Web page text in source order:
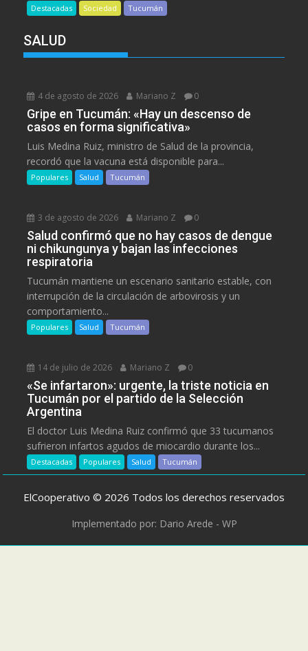
Destacadas Sociedad Tucumán
SALUD
4 de agosto de 2026 Mariano Z 0
Gripe en Tucumán: «Hay un descenso de
casos en forma significativa»
Luis Medina Ruiz, ministro de Salud de la provincia,
recordó que la vacuna está disponible para...
Populares Salud Tucumán
3 de agosto de 2026 Mariano Z 0
Salud confirmó que no hay casos de dengue
ni chikungunya y bajan las infecciones
respiratoria
Tucumán mantiene un escenario sanitario estable, con
interrupción de la circulación de arbovirosis y un
comportamiento...
Populares Salud Tucumán
14 de julio de 2026 Mariano Z 0
«Se infartaron»: urgente, la triste noticia en
Tucumán por el partido de la Selección
Argentina
El doctor Luis Medina Ruiz confirmó que 33 tucumanos
sufrieron infartos agudos de miocardio durante los...
Destacadas Populares Salud Tucumán
ElCooperativo © 2026 Todos los derechos reservados